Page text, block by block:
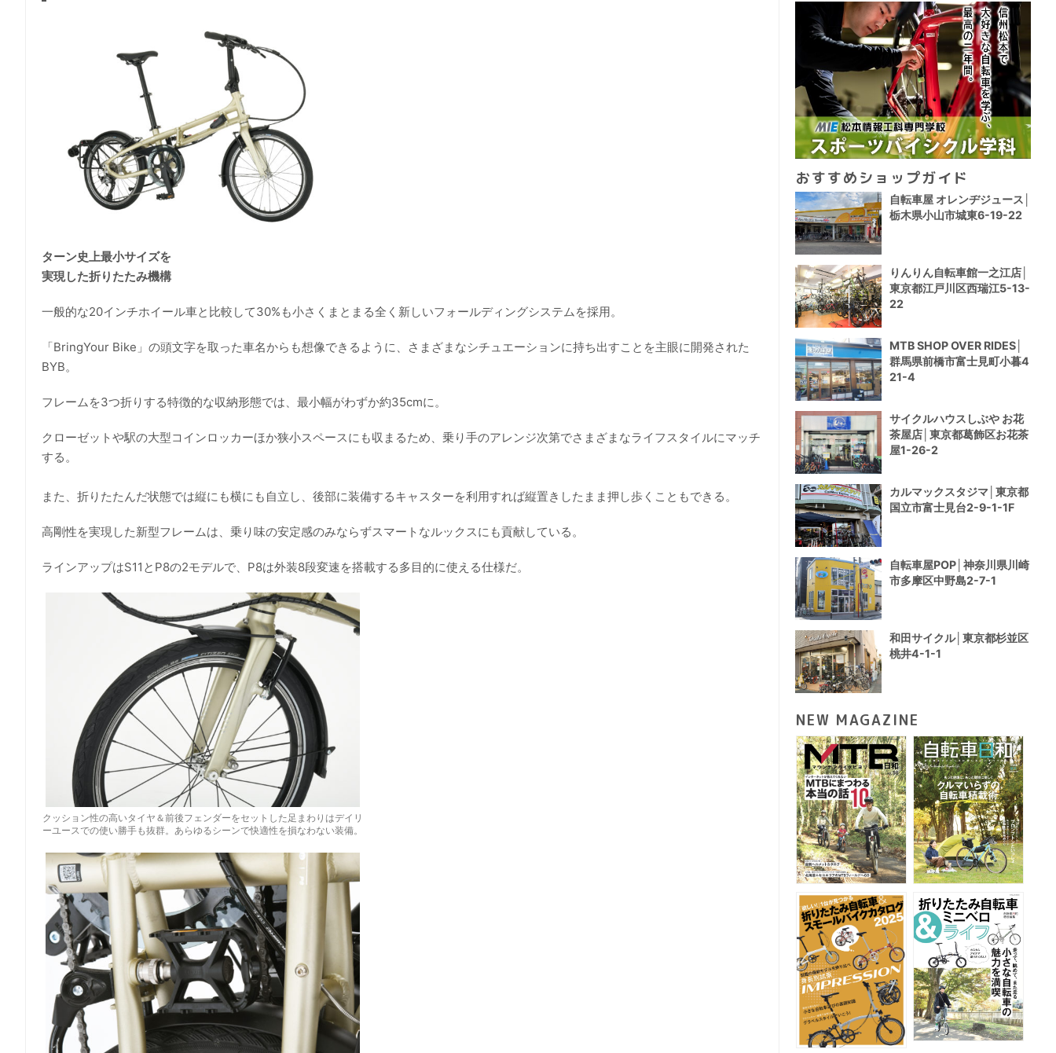
ターン史上最小サイズを
実現した折りたたみ機構
一般的な20インチホイール車と比較して30%も小さくまとまる全く新しいフォールディングシステムを採用。
「BringYour Bike」の頭文字を取った車名からも想像できるように、さまざまなシチュエーションに持ち出すことを主眼に開発された
BYB。
フレームを3つ折りする特徴的な収納形態では、最小幅がわずか約35cmに。
クローゼットや駅の大型コインロッカーほか狭小スペースにも収まるため、乗り手のアレンジ次第でさまざまなライフスタイルにマッチ
する。
また、折りたたんだ状態では縦にも横にも自立し、後部に装備するキャスターを利用すれば縦置きしたまま押し歩くこともできる。
高剛性を実現した新型フレームは、乗り味の安定感のみならずスマートなルックスにも貢献している。
ラインアップはS11とP8の2モデルで、P8は外装8段変速を搭載する多目的に使える仕様だ。
クッション性の高いタイヤ＆前後フェンダーをセットした足まわりはデイリ
ーユースでの使い勝手も抜群。あらゆるシーンで快適性を損なわない装備。
おすすめショップガイド
自転車屋 オレンヂジュース│
栃木県小山市城東6-19-22
りんりん自転車館一之江店│
東京都江戸川区西瑞江5-13-
22
MTB SHOP OVER RIDES│
群馬県前橋市富士見町小暮4
21-4
サイクルハウスしぶや お花
茶屋店│東京都葛飾区お花茶
屋1-26-2
カルマックスタジマ│東京都
国立市富士見台2-9-1-1F
自転車屋POP│神奈川県川崎
市多摩区中野島2-7-1
和田サイクル│東京都杉並区
桃井4-1-1
NEW MAGAZINE